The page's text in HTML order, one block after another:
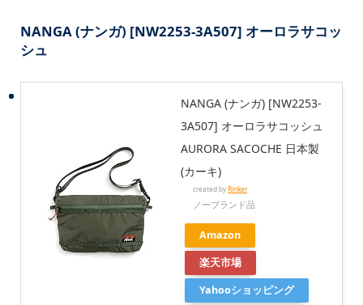
NANGA (ナンガ) [NW2253-3A507] オーロラサコッ
シュ
NANGA (ナンガ) [NW2253-
3A507] オーロラサコッシュ
AURORA SACOCHE 日本製
(カーキ)
created byRinker
ノーブランド品
Amazon
楽天市場
Yahooショッピング